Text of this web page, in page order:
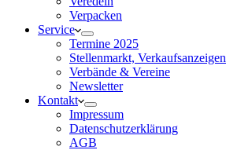
Verpacken
Service
Termine 2025
Stellenmarkt, Verkaufsanzeigen
Verbände & Vereine
Newsletter
Kontakt
Impressum
Datenschutzerklärung
AGB